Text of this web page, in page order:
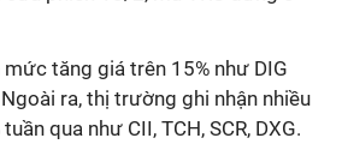
tăng giá trên 15% như DIG
ra, thị trường ghi nhận nhiều
qua như CII, TCH, SCR, DXG.